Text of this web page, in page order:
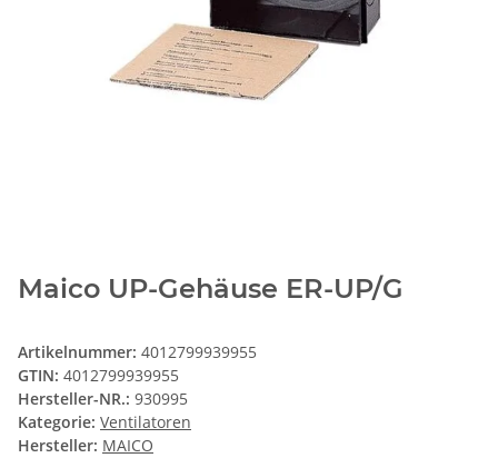
Maico UP-Gehäuse ER-UP/G
Artikelnummer: 4012799939955
GTIN: 4012799939955
Hersteller-NR.: 930995
Kategorie: Ventilatoren
Hersteller: MAICO